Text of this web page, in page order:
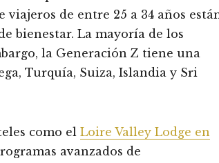
viajeros de entre 25 a 34 años
bienestar. La mayoría de los
la Generación Z tiene una
Turquía, Suiza, Islandia y Sri
como el Loire Valley Lodge en
avanzados de